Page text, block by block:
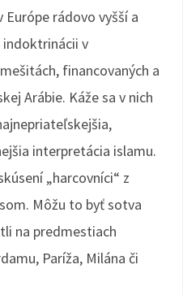
rádovo vyšší a
v
financovaných a
Arábie. Káže sa v nich
interpretácia islamu.
„harcovníci“ z
Môžu to byť sotva
na predmestiach
Paríža, Milána či